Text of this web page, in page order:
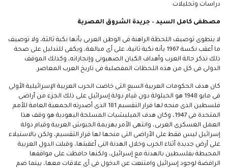
دراسات وتحليلات
مصطفى كامل السيد – جريدة الشروق المصرية
لا ينطوى توصيف اللحظة الراهنة فى الوطن العربى بأنها نكبة ثالثة، ولا توصيف
ما أعقب نكسة 1967 بأنه نكبة ثانية، على أى مبالغة، ويكفى للتدليل على صحة
ذلك تذكر حالة العرب وأهداف الكيان الصهيونى وإنجازاته، وكذلك الموقف
الدولى فى كل من هذه اللحظات المفصلية فى تاريخ العرب المعاصر.
كان هدف الحكومات العربية السبع التى خاضت الحرب العربية الإسرائيلية الأولى
فى مايو 1948 هو الحيلولة دون قيام دولة إسرائيل على ذلك الجزء من أراضى
فلسطين الذى منحه لها قرار التقسيم 181 الذى أصدرته الجمعية العامة للأمم
المتحدة فى 1947، وكان هدف الميليشيات المسلحة اليهودية هو وقف هذا
العمل العسكرى العربى، وانتهى الأمر بهزيمة الجيوش العربية وقيام دولة
إسرائيل ليس فقط على الأراضى التى منحها لها قرار التقسيم، ولكن بالاستيلاء
على أرض جديدة أثناء الحرب وخلال الهدنة التى أعقبتها، وقبلت الدول العربية
المحيطة بفلسطين بالهدنة مع إسرائيل، ولكنها حافظت على مواقفها
الرافضة لوجود إسرائيل وامتنعت عن الدخول فى أى علاقات معها، بينما ضم